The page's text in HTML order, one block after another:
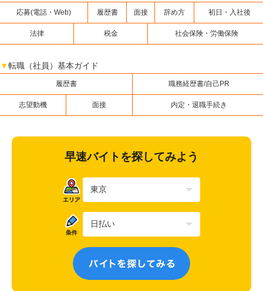
応募(電話・Web) 履歴書 面接 辞め方 初日・入社後
法律 税金 社会保険・労働保険
▼転職（社員）基本ガイド
履歴書 職務経歴書/自己PR
志望動機 面接 内定・退職手続き
早速バイトを探してみよう